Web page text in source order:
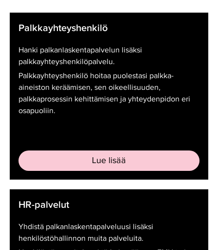
Palkkayhteyshenkilö
Hanki palkanlaskentapalvelun lisäksi
palkkayhteyshenkilöpalvelu.
Palkkayhteyshenkilö hoitaa puolestasi palkka-
aineiston keräämisen, sen oikeellisuuden,
palkkaprosessin kehittämisen ja yhteydenpidon eri
osapuoliin.
Lue lisää
HR-palvelut
Yhdistä palkanlaskentapalveluusi lisäksi
henkilöstöhallinnon muita palveluita.
palvelut